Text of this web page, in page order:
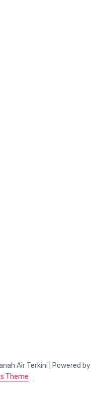
Air Terkini | Powered by
Theme